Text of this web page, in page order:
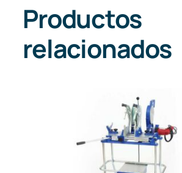
Productos
relacionados
DETALLES